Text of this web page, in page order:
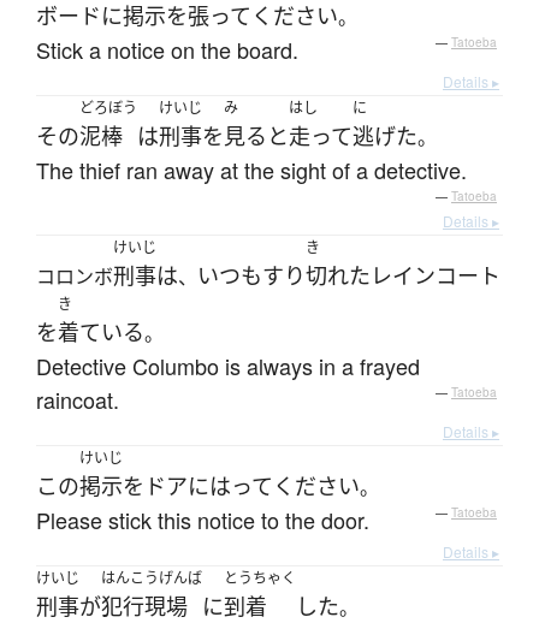
ボードに掲示を張って ください。
Stick a notice on the board. — Tatoeba
Details ▸
その
どろぼう
泥棒 は
けいじ
刑事を
み
見る と
はし
走って
に
逃げた。
The thief ran away at the sight of a detective.
— Tatoeba
Details ▸
コロンボ
けいじ
刑事は、 いつもすり
き
切れた レインコート
を
き
着ている。
Detective Columbo is always in a frayed
raincoat.
— Tatoeba
Details ▸
この
けいじ
掲示を ドアにはって ください。
Please stick this notice to the door. — Tatoeba
Details ▸
けいじ
刑事が
はんこうげんば
犯行現場 に
とうちゃく
到着 した。